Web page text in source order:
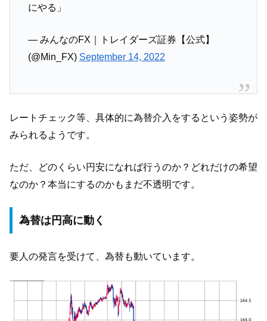
にやる」
— みんなのFX｜トレイダーズ証券【公式】
(@Min_FX) September 14, 2022
レートチェック等、具体的に為替介入をするという姿勢が
みられるようです。
ただ、どのくらい円安になれば行うのか？どれだけの希望
なのか？本当にするのかもまだ不透明です。
為替は円高に動く
要人の発言を受けて、為替も動いています。